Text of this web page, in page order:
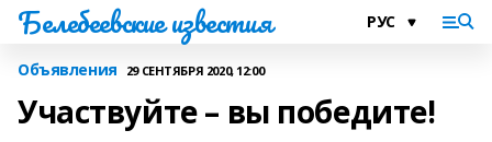
Белебеевские известия
Объявления 29 СЕНТЯБРЯ 2020, 12:00
Участвуйте – вы победите!